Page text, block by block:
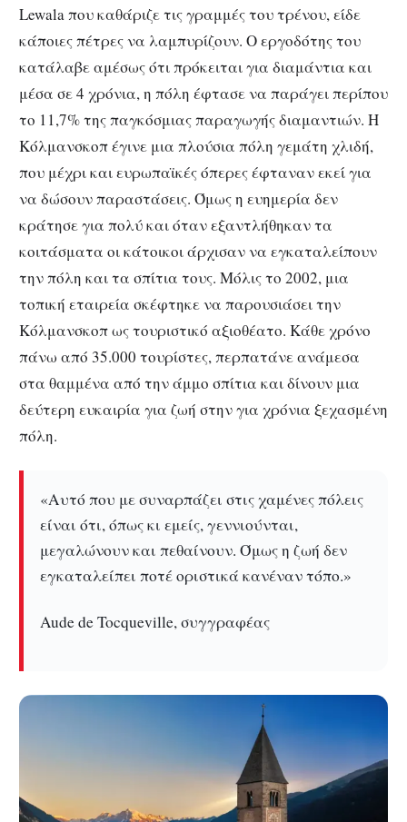
Lewala που καθάριζε τις γραμμές του τρένου, είδε
κάποιες πέτρες να λαμπυρίζουν. Ο εργοδότης του
κατάλαβε αμέσως ότι πρόκειται για διαμάντια και
μέσα σε 4 χρόνια, η πόλη έφτασε να παράγει περίπου
το 11,7% της παγκόσμιας παραγωγής διαμαντιών. Η
Κόλμανσκοπ έγινε μια πλούσια πόλη γεμάτη χλιδή,
που μέχρι και ευρωπαϊκές όπερες έφταναν εκεί για
να δώσουν παραστάσεις. Όμως η ευημερία δεν
κράτησε για πολύ και όταν εξαντλήθηκαν τα
κοιτάσματα οι κάτοικοι άρχισαν να εγκαταλείπουν
την πόλη και τα σπίτια τους. Μόλις το 2002, μια
τοπική εταιρεία σκέφτηκε να παρουσιάσει την
Κόλμανσκοπ ως τουριστικό αξιοθέατο. Κάθε χρόνο
πάνω από 35.000 τουρίστες, περπατάνε ανάμεσα
στα θαμμένα από την άμμο σπίτια και δίνουν μια
δεύτερη ευκαιρία για ζωή στην για χρόνια ξεχασμένη
πόλη.
«Αυτό που με συναρπάζει στις χαμένες πόλεις
είναι ότι, όπως κι εμείς, γεννιούνται,
μεγαλώνουν και πεθαίνουν. Όμως η ζωή δεν
εγκαταλείπει ποτέ οριστικά κανέναν τόπο.»
Aude de Tocqueville, συγγραφέας